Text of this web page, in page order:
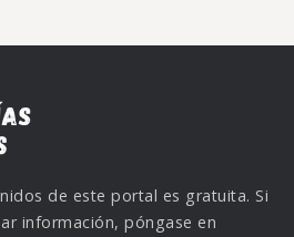
de este portal es gratuita. Si
información, póngase en